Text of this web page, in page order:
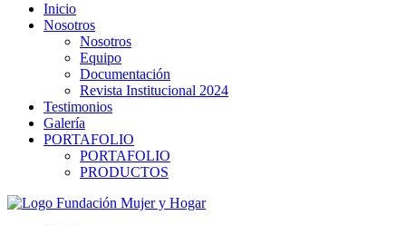
Inicio
Nosotros
Nosotros
Equipo
Documentación
Revista Institucional 2024
Testimonios
Galería
PORTAFOLIO
PORTAFOLIO
PRODUCTOS